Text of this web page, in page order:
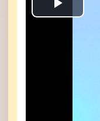
Play